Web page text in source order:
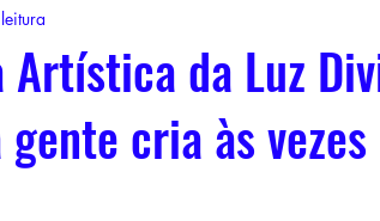
da Luz
cria às vezes